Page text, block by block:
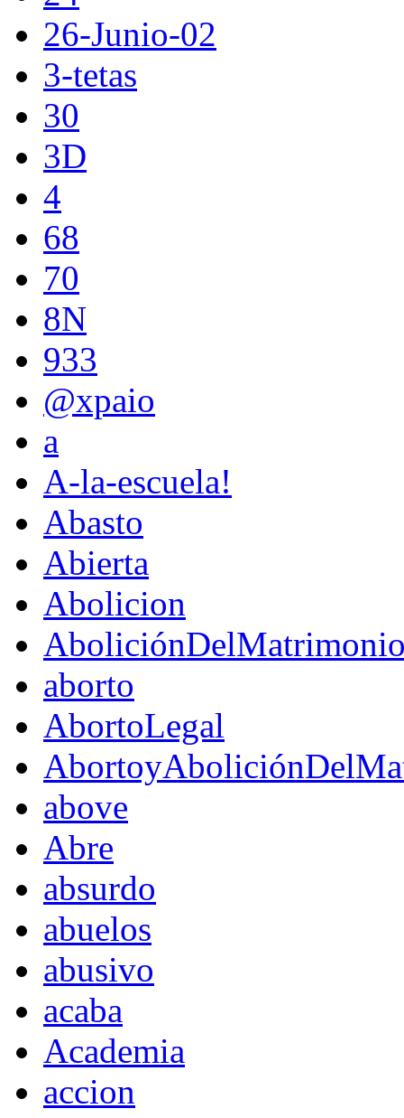
26-Junio-02
3-tetas
30
3D
4
68
70
8N
933
@xpaio
a
A-la-escuela!
Abasto
Abierta
Abolicion
aborto
AbortoLegal
above
Abre
absurdo
abuelos
abusivo
acaba
Academia
accion